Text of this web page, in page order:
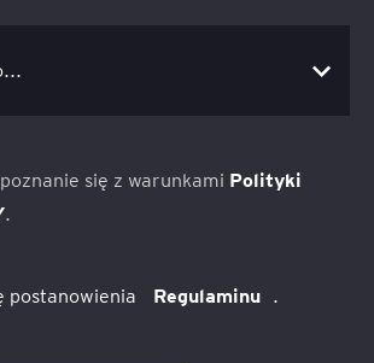
się z warunkami Polityki
.
postanowienia Regulaminu .